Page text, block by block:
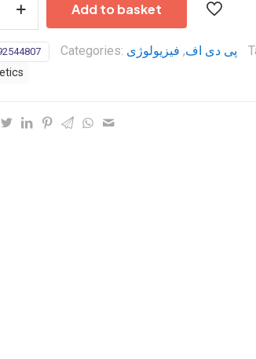
Add to basket
Categories: پی دی اف, فیزیولوژی